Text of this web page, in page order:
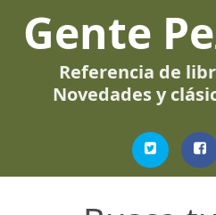
Gente
Referencia de
Novedades y